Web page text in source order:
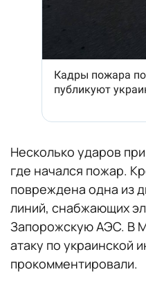
Несколько ударов
где начался пожар.
повреждена одна из
линий, снабжающих
Запорожскую АЭС. В
атаку по украинской
прокомментировали.